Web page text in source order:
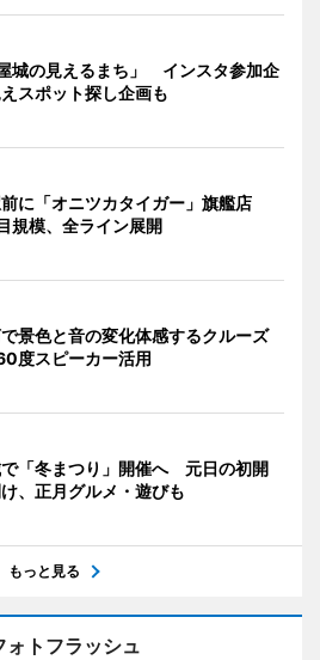
城の見えるまち」 インスタ参加企
スポット探し企画も
に「オニツカタイガー」旗艦店
規模、全ライン展開
景色と音の変化体感するクルーズ
度スピーカー活用
「冬まつり」開催へ 元日の初開
、正月グルメ・遊びも
もっと見る
ォトフラッシュ